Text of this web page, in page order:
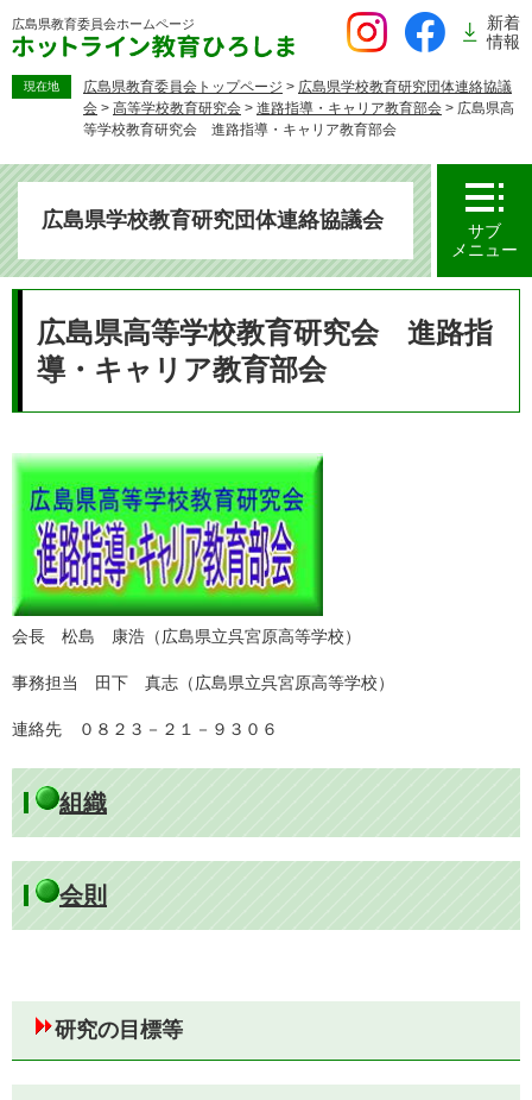
ー
で
す。
広島県教育委員会ホームページ
新着
情報
現在地 広島県教育委員会トップページ > 広島県学校教育研究団体連絡協議
会 > 高等学校教育研究会 > 進路指導・キャリア教育部会 > 広島県高
等学校教育研究会 進路指導・キャリア教育部会
広島県学校教育研究団体連絡協議会
サブ
メニュー
広島県高等学校教育研究会 進路指
導・キャリア教育部会
会長 松島 康浩（広島県立呉宮原高等学校）
事務担当 田下 真志（広島県立呉宮原高等学校）
連絡先 ０８２３－２１－９３０６
組織
会則
研究の目標等